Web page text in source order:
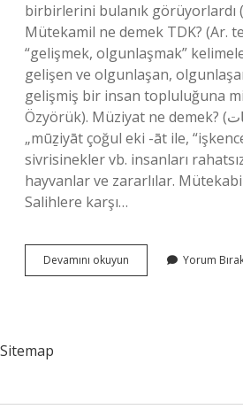
birbirlerini bulanık görüyorlardı
Mütekamil ne demek TDK? (Ar.
“gelişmek, olgunlaşmak”
gelişen ve olgunlaşan,
gelişmiş bir insan topluluğuna
Özyörük). Müziyat ne demek? (ﻣﻮﺫﻳﺎﺕ) i. (Ar. mūẕі
„mūẕiyāt çoğul eki -āt ile,
sivrisinekler vb. insanları
hayvanlar ve zararlılar.
Salihlere karşı…
Devamını okuyun Mütekallis
Ne
Yorum
Sitemap